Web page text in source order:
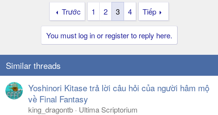
Trước 1 2 3 4 Tiếp
You must log in or register to reply here.
Similar threads
Yoshinori Kitase trả lời câu hỏi của người hâm mộ
về Final Fantasy
king_dragontb
Ultima Scriptorium